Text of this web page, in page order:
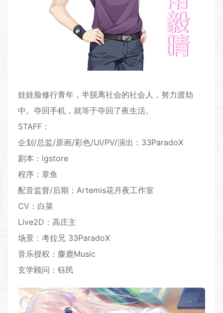
娃娃脸修行青年，半脱离社会的社会人，努力渡劫
中。夺回手机，就等于夺回了夜生活。
STAFF：
企划/总监/原画/彩色/UI/PV/演出：33ParadoX
剧本：igstore
程序：章鱼
配音监督/后期：Artemis花月夜工作室
CV：白菜
Live2D：高庄主
场景：考拉兄 33ParadoX
音乐授权：麋鹿Music
玄学顾问：钰民